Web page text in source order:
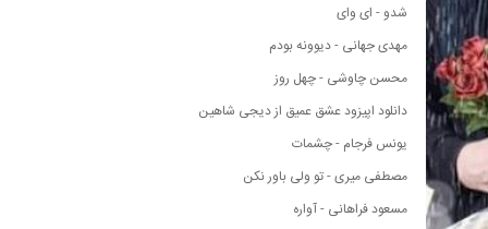
شدو - ای وای
مهدی جهانی - دیوونه بودم
محسن چاوشی - چهل روز
دانلود اپیزود عشق عمیق از دیجی شاهین
یونس فرجام - چشمات
مصطفی میری - تو ولی باور نکن
مسعود فراهانی - آواره